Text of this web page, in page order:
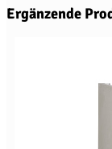
dieser
sichtbare feine
englischen
mindestens acht
aufgrund der
Produktgalerie
Ergänzende